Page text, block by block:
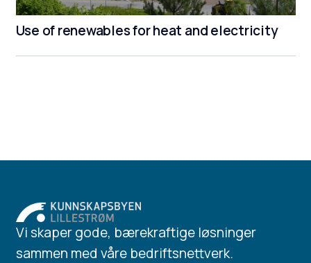
Use of renewables for heat and electricity
Vi skaper gode, bærekraftige løsninger
sammen med våre bedriftsnettverk.